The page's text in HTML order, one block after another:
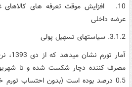
10. افزایش موقت تعرفه های کالاهای
عرضه داخلی
3.1.2. سیاست­های تسهیل پولی
آمار
0.5 درصد بوده است (بدون احتساب تورم